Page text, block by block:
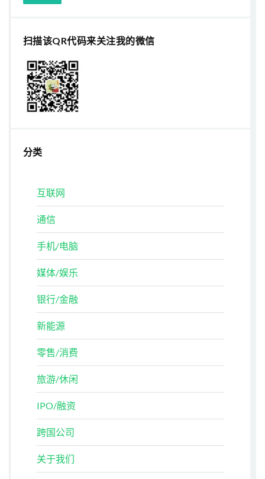
扫描该QR代码来关注我的微信
分类
互联网
通信
手机/电脑
媒体/娱乐
银行/金融
新能源
零售/消费
旅游/休闲
IPO/融资
跨国公司
关于我们